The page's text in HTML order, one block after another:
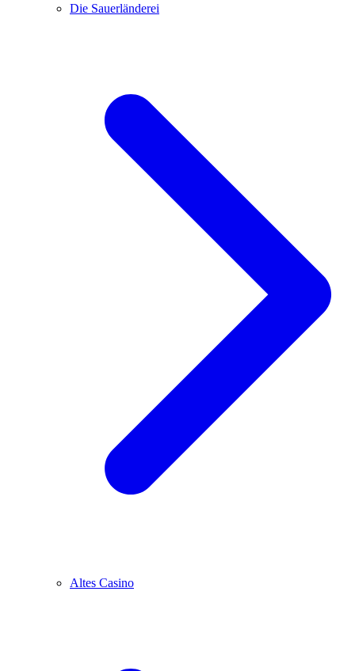
Die Sauerländerei
Altes Casino